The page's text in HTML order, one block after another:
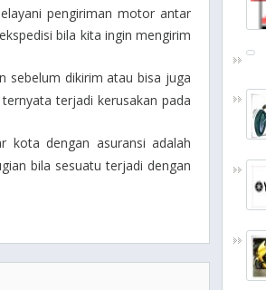
pengiriman motor antar
bila kita ingin mengirim
sebelum dikirim atau bisa juga
terjadi kerusakan pada
kota dengan asuransi adalah
bila sesuatu terjadi dengan